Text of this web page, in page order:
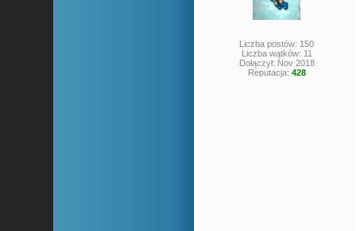
Liczba postów: 150
Liczba wątków: 11
Dołączył: Nov 2018
Reputacja: 428